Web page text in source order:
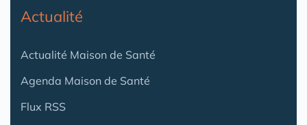
Actualité
Actualité Maison de Santé
Agenda Maison de Santé
Flux RSS